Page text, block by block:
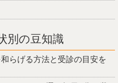
物乱用・偏頭痛）